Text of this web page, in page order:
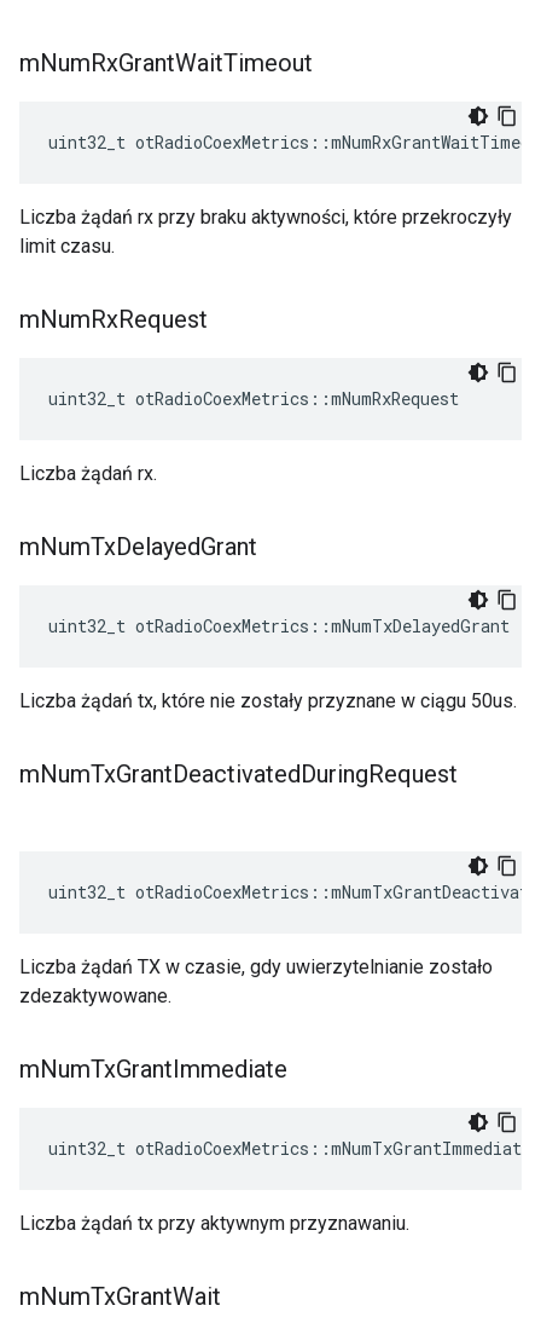
mNumRxGrantWaitTimeout
uint32_t otRadioCoexMetrics ::
Liczba żądań rx przy braku aktywności, które przekroczyły
limit czasu.
mNumRxRequest
uint32_t otRadioCoexMetrics ::mNumRxRequest
Liczba żądań rx.
mNumTxDelayedGrant
uint32_t otRadioCoexMetrics ::mNumTxDelayedGrant
Liczba żądań tx, które nie zostały przyznane w ciągu 50us.
mNumTxGrantDeactivatedDuringRequest
uint32_t otRadioCoexMetrics ::
Liczba żądań TX w czasie, gdy uwierzytelnianie zostało
zdezaktywowane.
mNumTxGrantImmediate
uint32_t otRadioCoexMetrics ::mNumTxGrantImmediate
Liczba żądań tx przy aktywnym przyznawaniu.
mNumTxGrantWait